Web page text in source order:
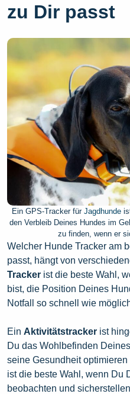
zu Dir passt
Ein GPS-Tracker für Jagdhunde
den Verbleib Deines Hundes im
zu finden, wenn er
Welcher Hunde Tracker am
passt, hängt von
Tracker ist die beste Wahl,
bist, die Position Deines
Notfall so schnell wie
Ein Aktivitätstracker ist
Du das Wohlbefinden
seine Gesundheit
ist die beste Wahl, wenn Du
beobachten und